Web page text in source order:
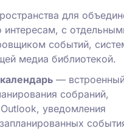
для
интересам, с
событий,
медиа библиотекой.
—
собраний,
уведомления